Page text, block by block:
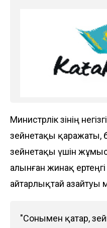
Министрлік өзінің
зейнетақы қаражаты,
зейнетақы үшін жұмыс
алынған жинақ ертеңгі
айтарлықтай азайтуы
"Сонымен қатар,